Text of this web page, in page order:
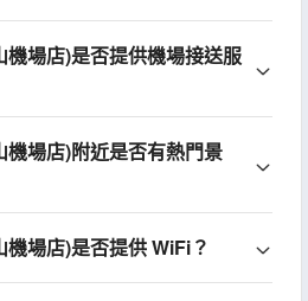
場店)是否提供機場接送服
場店)附近是否有熱門景
場店)是否提供 WiFi？